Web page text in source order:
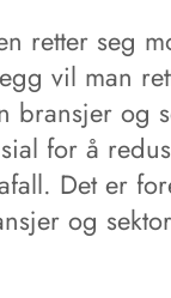
retter seg
vil man
bransjer og
for å
Det er
og